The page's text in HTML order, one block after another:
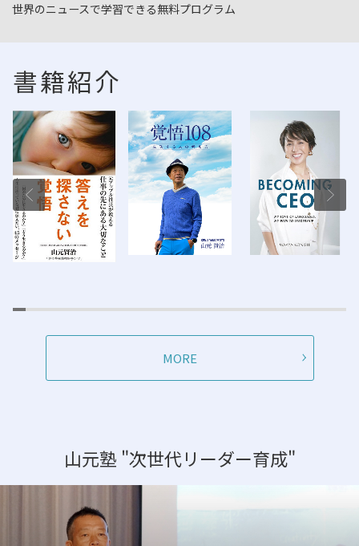
世界のニュースで学習できる無料プログラム
書籍紹介
MORE
山元塾 "次世代リーダー育成"